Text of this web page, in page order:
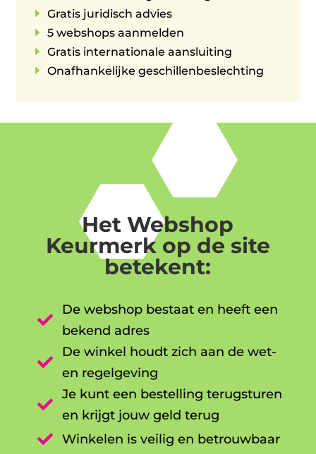
E Gratis juridisch advies
E 5 webshops aanmelden
E Gratis internationale aansluiting
E Onafhankelijke geschillenbeslechting
Het Webshop
Keurmerk op de site
betekent:

De webshop bestaat en heeft een
bekend adres

De winkel houdt zich aan de wet-
en regelgeving

Je kunt een bestelling terugsturen
en krijgt jouw geld terug

Winkelen is veilig en betrouwbaar